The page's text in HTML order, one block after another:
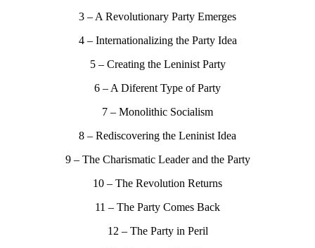
3 – A Revolutionary Party Emerges
4 – Internationalizing the Party Idea
5 – Creating the Leninist Party
6 – A Diferent Type of Party
7 – Monolithic Socialism
8 – Rediscovering the Leninist Idea
9 – The Charismatic Leader and the Party
10 – The Revolution Returns
11 – The Party Comes Back
12 – The Party in Peril